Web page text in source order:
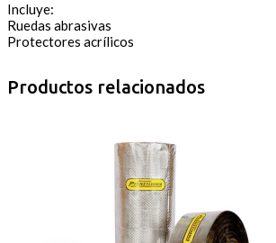
Incluye:
Ruedas abrasivas
Protectores acrílicos
Productos relacionados